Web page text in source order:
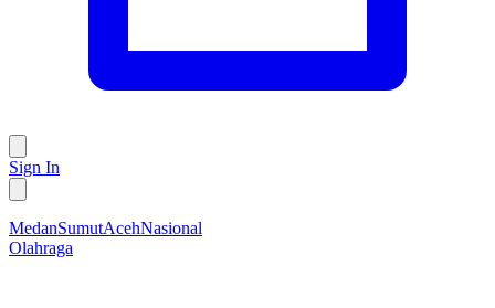
Sign In
MedanSumutAcehNasional
Olahraga